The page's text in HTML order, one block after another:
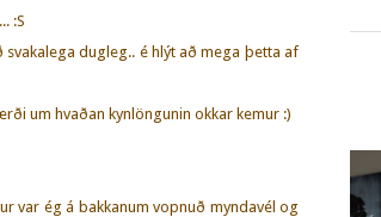
:S
dugleg.. é hlýt að mega þetta af
um hvaðan kynlöngunin okkar kemur :)
var ég á bakkanum vopnuð myndavél og